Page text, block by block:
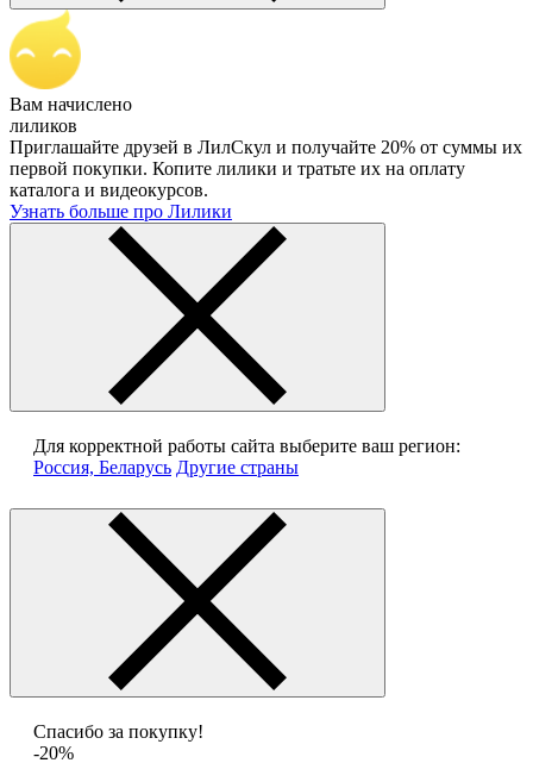
Вам начислено
лиликов
Приглашайте друзей в ЛилСкул и получайте 20% от суммы их
первой покупки. Копите лилики и тратьте их на оплату
каталога и видеокурсов.
Узнать больше про Лилики
Для корректной работы сайта выберите ваш регион:
Россия, Беларусь Другие страны
Спасибо за покупку!
-20%